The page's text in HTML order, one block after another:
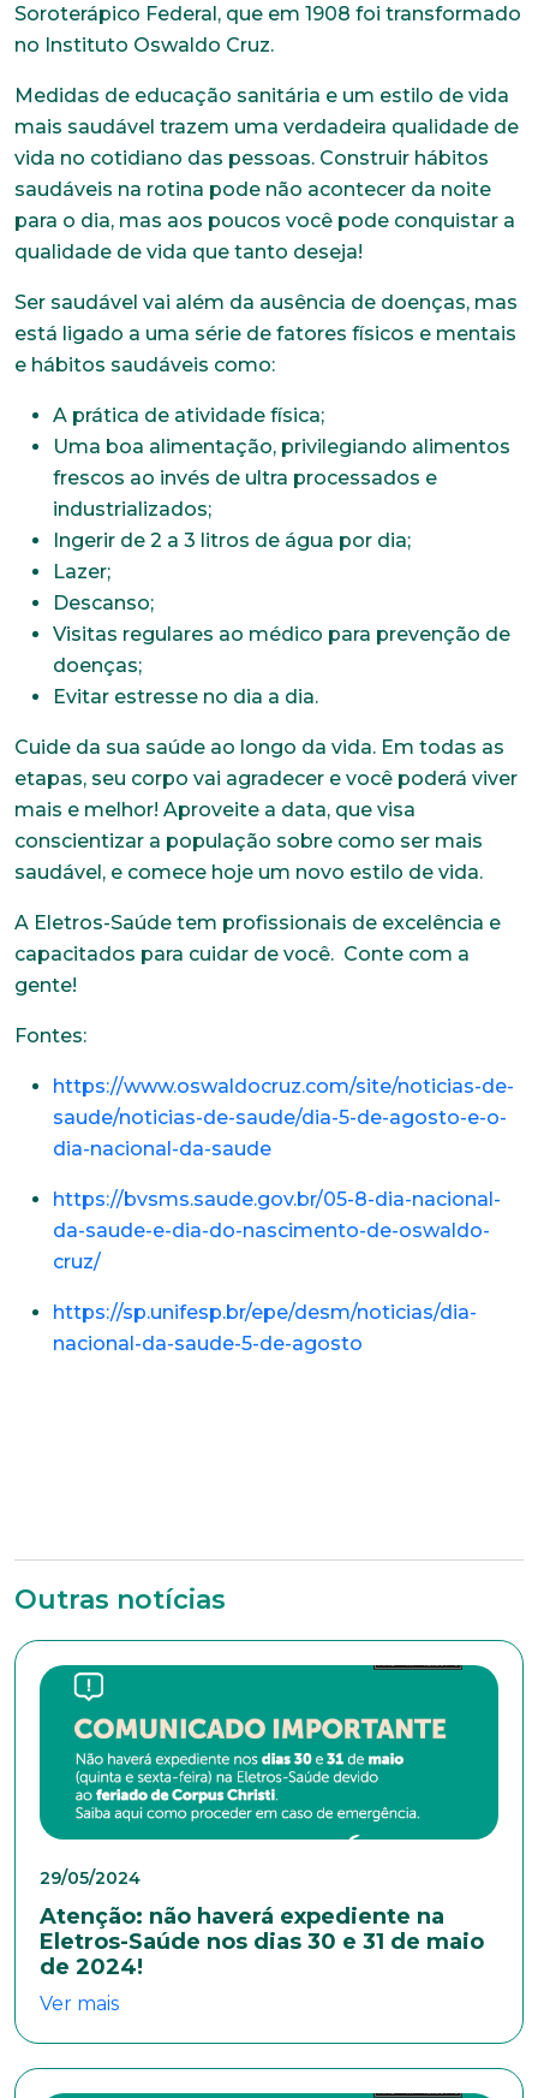
Soroterápico Federal, que em 1908 foi transformado
no Instituto Oswaldo Cruz.
Medidas de educação sanitária e um estilo de vida
mais saudável trazem uma verdadeira qualidade de
vida no cotidiano das pessoas. Construir hábitos
saudáveis na rotina pode não acontecer da noite
para o dia, mas aos poucos você pode conquistar a
qualidade de vida que tanto deseja!
Ser saudável vai além da ausência de doenças, mas
está ligado a uma série de fatores físicos e mentais
e hábitos saudáveis como:
A prática de atividade física;
Uma boa alimentação, privilegiando alimentos
frescos ao invés de ultra processados e
industrializados;
Ingerir de 2 a 3 litros de água por dia;
Lazer;
Descanso;
Visitas regulares ao médico para prevenção de
doenças;
Evitar estresse no dia a dia.
Cuide da sua saúde ao longo da vida. Em todas as
etapas, seu corpo vai agradecer e você poderá viver
mais e melhor! Aproveite a data, que visa
conscientizar a população sobre como ser mais
saudável, e comece hoje um novo estilo de vida.
A Eletros-Saúde tem profissionais de excelência e
capacitados para cuidar de você. Conte com a
gente!
Fontes:
https://www.oswaldocruz.com/site/noticias-de-
saude/noticias-de-saude/dia-5-de-agosto-e-o-
dia-nacional-da-saude
https://bvsms.saude.gov.br/05-8-dia-nacional-
da-saude-e-dia-do-nascimento-de-oswaldo-
cruz/
https://sp.unifesp.br/epe/desm/noticias/dia-
nacional-da-saude-5-de-agosto
Outras notícias
29/05/2024
Atenção: não haverá expediente na
Eletros-Saúde nos dias 30 e 31 de maio
de 2024!
Ver mais
E-mail*
Telefone
Endereço